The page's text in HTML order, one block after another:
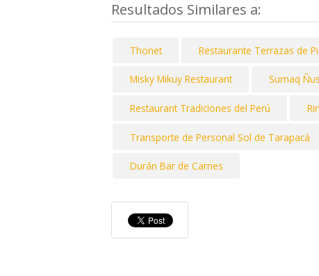
Resultados Similares a:
Thonet Restaurante Terrazas de
Misky Mikuy Restaurant Sumaq
Restaurant Tradiciones del Perú
Transporte de Personal Sol de Tarapacá
Durán Bar de Carnes